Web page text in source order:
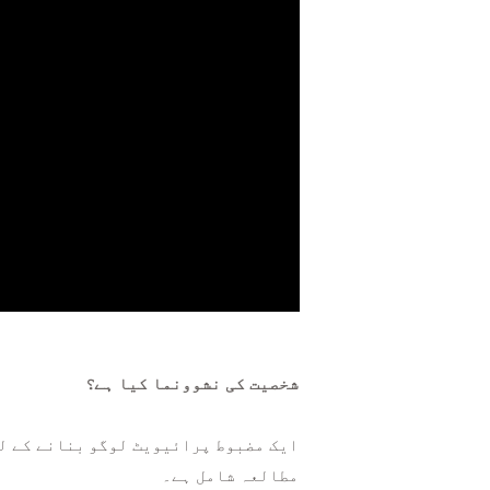
شخصیت کی نشوونما کیا ہے؟
ایک مضبوط پرائیویٹ لوگو بنانے
مطالعہ شامل ہے۔